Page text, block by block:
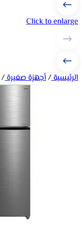
Click to enlarge
الرئيسية/أجهزة صغيرة/